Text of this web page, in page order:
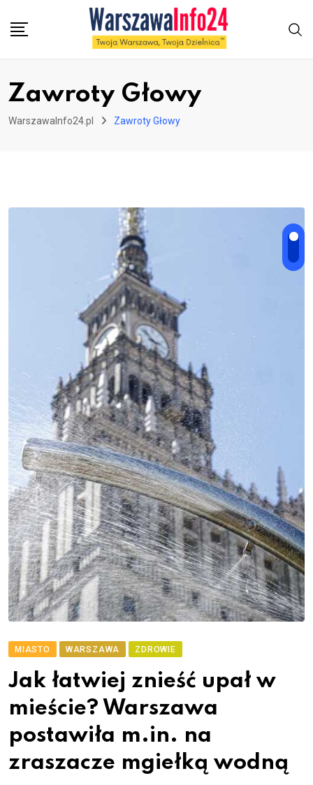
Zawroty Głowy
WarszawaInfo24.pl Zawroty Głowy
MIASTO WARSZAWA ZDROWIE
Jak łatwiej znieść upał w
mieście? Warszawa
postawiła m.in. na
zraszacze mgiełką wodną